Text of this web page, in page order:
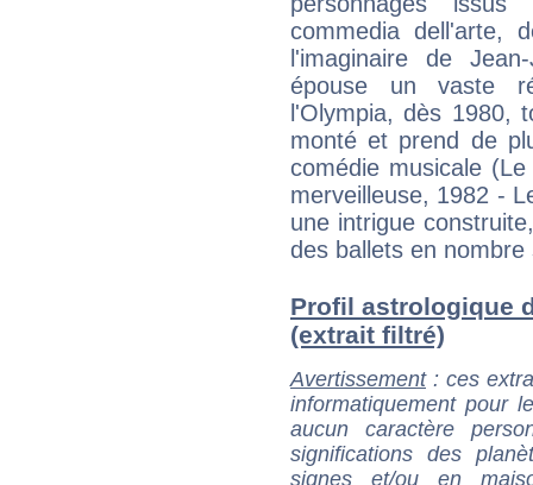
commedia dell'arte,
l'imaginaire de
épouse un vaste
l'Olympia, dès 1980,
monté et prend de
comédie musicale
merveilleuse, 1982 -
une intrigue
des ballets en
Profil astrologique
(extrait filtré)
Avertissement: ces
informatiquement pour
aucun caractère
significations des
signes et/ou en